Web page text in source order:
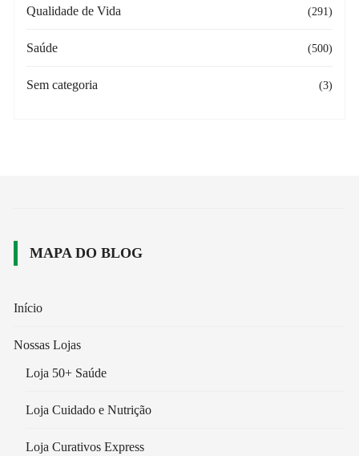
Qualidade de Vida (291)
Saúde (500)
Sem categoria (3)
MAPA DO BLOG
Início
Nossas Lojas
Loja 50+ Saúde
Loja Cuidado e Nutrição
Loja Curativos Express